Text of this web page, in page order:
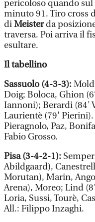
pericoloso quando
minuto 91. Tiro cross
diMeisterda
traversa. Poi arriva il
esultare.
Il tabellino
Sassuolo (4-3-3):
Doig; Boloca, Ghion
Iannoni); Berardi (84'
Laurientè (79' Pierini).
Pieragnolo, Paz,
Fabio Grosso.
Pisa (3-4-2-1):
Abildgaard),
Morutan), Marin,
Arena), Moreo; Lind
Loria, Sussi, Tourè,
All.: Filippo Inzaghi.